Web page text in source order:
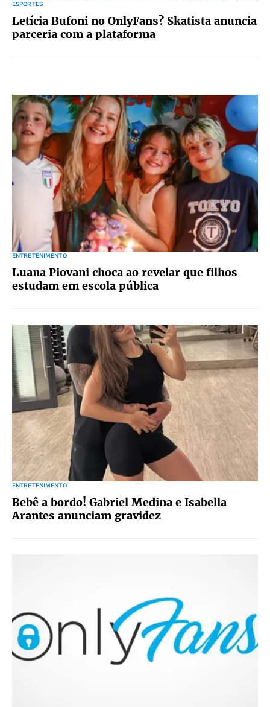
ESPORTES
Letícia Bufoni no OnlyFans? Skatista anuncia
parceria com a plataforma
ENTRETENIMENTO
Luana Piovani choca ao revelar que filhos
estudam em escola pública
ENTRETENIMENTO
Bebê a bordo! Gabriel Medina e Isabella
Arantes anunciam gravidez